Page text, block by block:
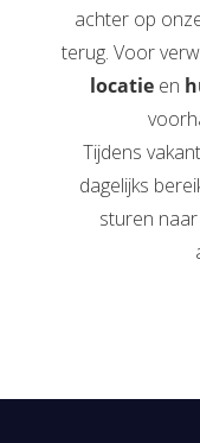
achter op
terug. Voor
locatieen
Tijdens
dagelijks
sturen